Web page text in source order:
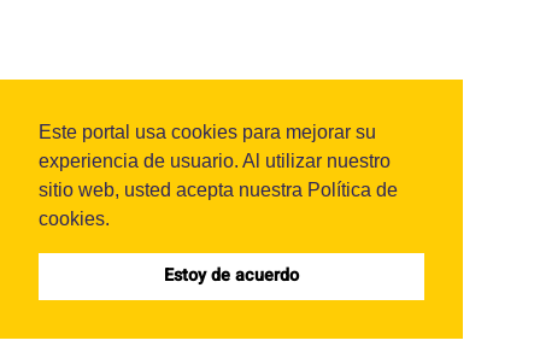
Este portal usa cookies para mejorar su
experiencia de usuario. Al utilizar nuestro
sitio web, usted acepta nuestra Política de
cookies.
Estoy de acuerdo